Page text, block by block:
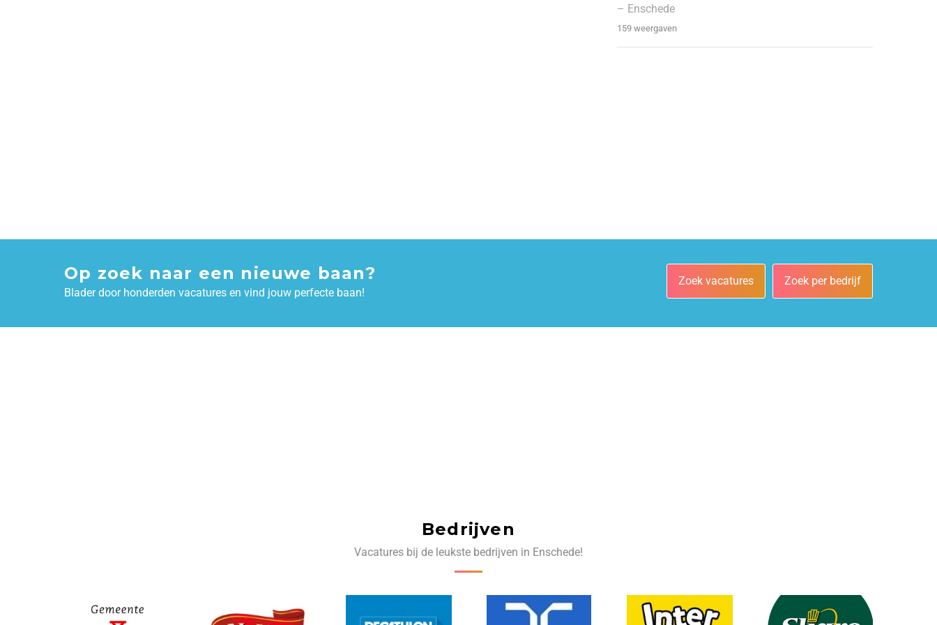
– Enschede
159 weergaven
Op zoek naar een nieuwe baan?
Blader door honderden vacatures en vind jouw perfecte baan!
Zoek vacatures Zoek per bedrijf
Bedrijven
Vacatures bij de leukste bedrijven in Enschede!